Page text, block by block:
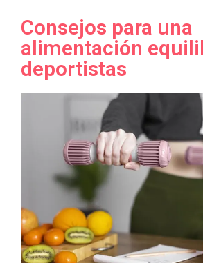
Consejos para una
alimentación
deportistas